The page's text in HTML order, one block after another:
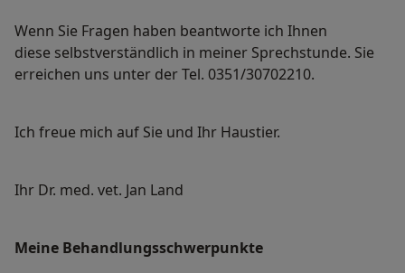
Wenn Sie Fragen haben beantworte ich Ihnen
diese selbstverständlich in meiner Sprechstunde. Sie
erreichen uns unter der Tel. 0351/30702210.
Ich freue mich auf Sie und Ihr Haustier.
Ihr Dr. med. vet. Jan Land
Meine Behandlungs­schwerpunkte